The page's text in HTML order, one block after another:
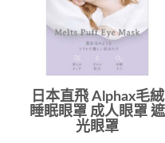
日本直飛 Alphax毛絨
睡眠眼罩 成人眼罩 遮
光眼罩